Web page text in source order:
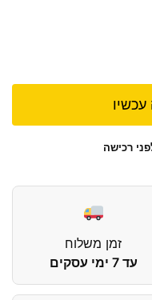
עכשיו
רכישה
זמן משלוח
עד 7 ימי עסקים